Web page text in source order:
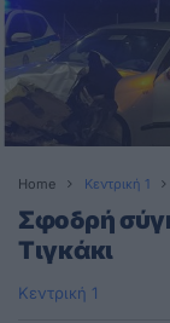
Home Κεντρική 1
Σφοδρή
Τιγκάκι
Κεντρική 1